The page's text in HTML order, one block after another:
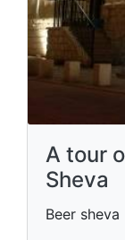
A tour
Sheva
Beer sheva